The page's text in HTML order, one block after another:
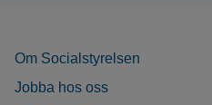
Om Socialstyrelsen
Jobba hos oss